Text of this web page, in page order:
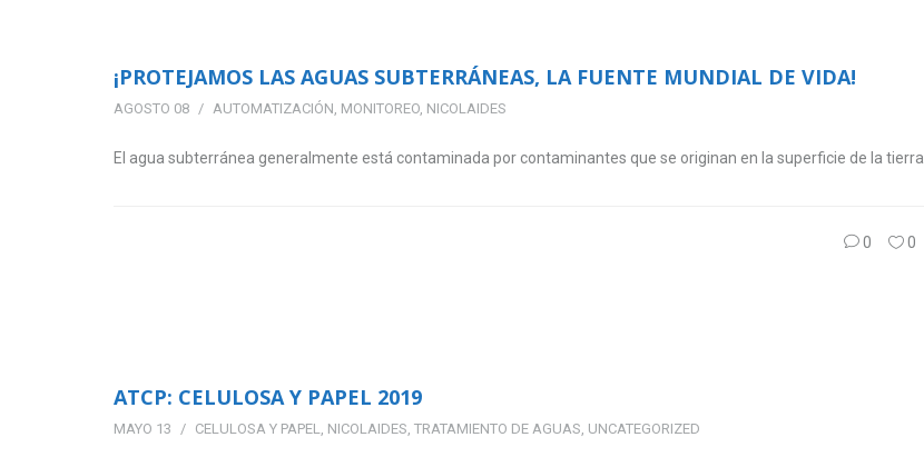
¡PROTEJAMOS LAS AGUAS SUBTERRÁNEAS, LA FUENTE MUNDIAL DE VIDA!
AGOSTO 08 AUTOMATIZACIÓN, MONITOREO, NICOLAIDES
El agua subterránea generalmente está contaminada por contaminantes que se originan en la superficie de la tierra
0 0
ATCP: CELULOSA Y PAPEL 2019
MAYO 13 CELULOSA Y PAPEL, NICOLAIDES, TRATAMIENTO DE AGUAS, UNCATEGORIZED